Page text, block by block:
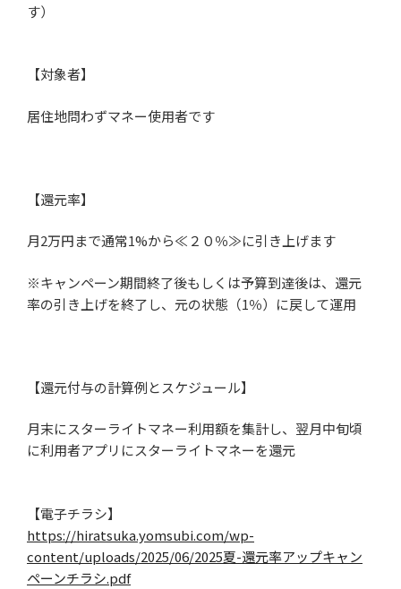
す）
【対象者】
居住地問わずマネー使用者です
【還元率】
月2万円まで通常1%から≪２０％≫に引き上げます
※キャンペーン期間終了後もしくは予算到達後は、還元
率の引き上げを終了し、元の状態（1％）に戻して運用
【還元付与の計算例とスケジュール】
月末にスターライトマネー利用額を集計し、翌月中旬頃
に利用者アプリにスターライトマネーを還元
【電子チラシ】
https://hiratsuka.yomsubi.com/wp-
content/uploads/2025/06/2025夏-還元率アップキャン
ペーンチラシ.pdf